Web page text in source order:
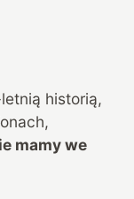
historią,
mamy we